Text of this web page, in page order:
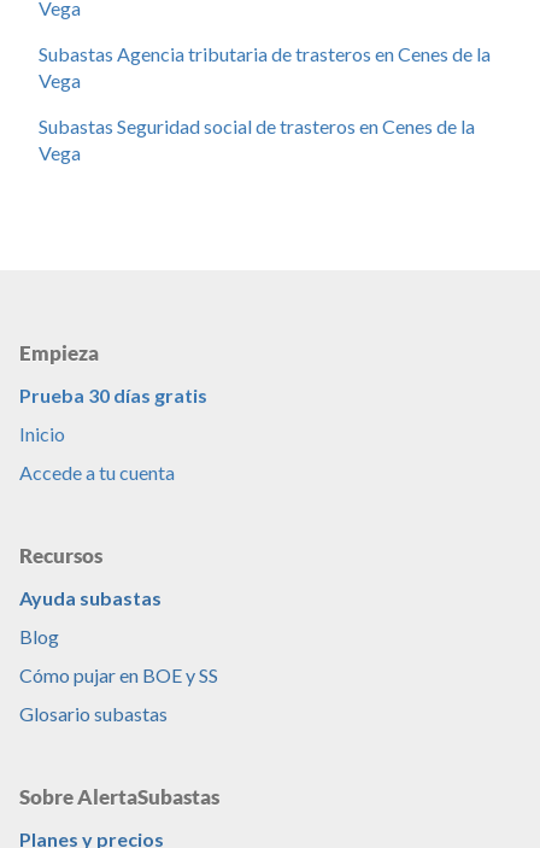
Vega
Subastas Agencia tributaria de trasteros en Cenes de la
Vega
Subastas Seguridad social de trasteros en Cenes de la
Vega
Empieza
Prueba 30 días gratis
Inicio
Accede a tu cuenta
Recursos
Ayuda subastas
Blog
Cómo pujar en BOE y SS
Glosario subastas
Sobre AlertaSubastas
Planes y precios